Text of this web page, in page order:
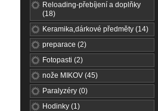
Reloading-přebíjení a doplňky
(18)
Keramika,dárkové předměty (14)
preparace (2)
Fotopasti (2)
nože MIKOV (45)
Paralyzéry (0)
Hodinky (1)